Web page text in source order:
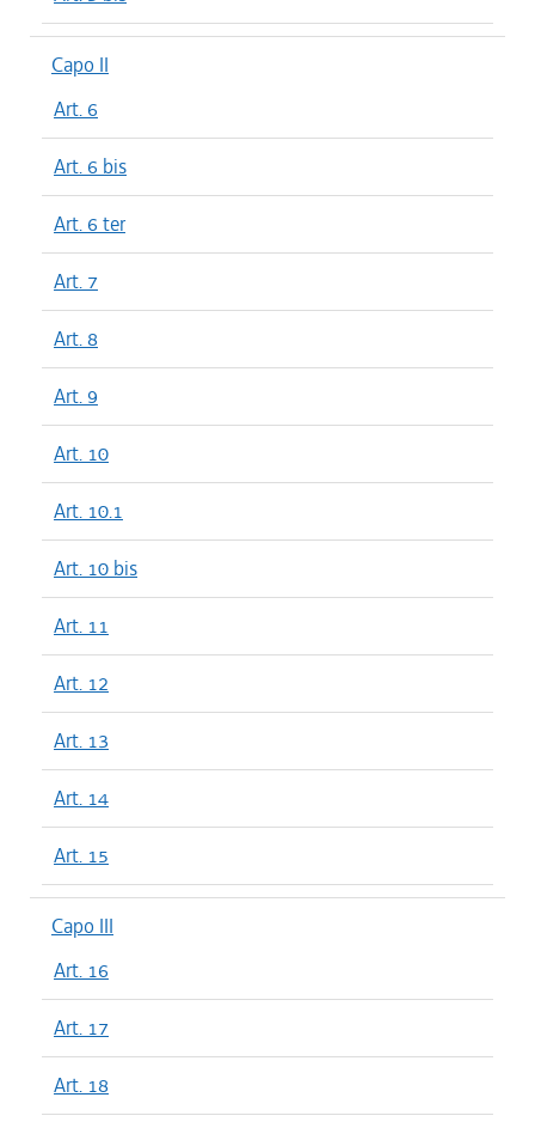
Capo II
Art. 6
Art. 6 bis
Art. 6 ter
Art. 7
Art. 8
Art. 9
Art. 10
Art. 10.1
Art. 10 bis
Art. 11
Art. 12
Art. 13
Art. 14
Art. 15
Capo III
Art. 16
Art. 17
Art. 18